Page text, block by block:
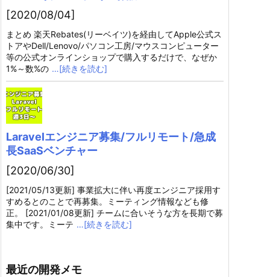
[2020/08/04]
まとめ 楽天Rebates(リーベイツ)を経由してApple公式ス
トアやDell/Lenovo/パソコン工房/マウスコンピューター
等の公式オンラインショップで購入するだけで、なぜか
1%～数%の …[続きを読む]
Laravelエンジニア募集/フルリモート/急成
長SaaSベンチャー
[2020/06/30]
[2021/05/13更新] 事業拡大に伴い再度エンジニア採用す
すめるとのことで再募集。ミーティング情報なども修
正。 [2021/01/08更新] チームに合いそうな方を長期で募
集中です。ミーテ …[続きを読む]
最近の開発メモ